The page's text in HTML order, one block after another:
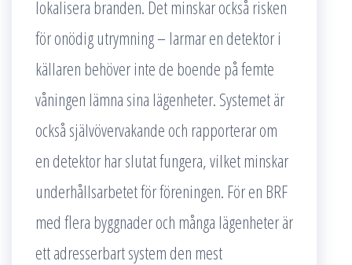
lokalisera branden. Det minskar också risken
för onödig utrymning – larmar en detektor i
källaren behöver inte de boende på femte
våningen lämna sina lägenheter. Systemet är
också självövervakande och rapporterar om
en detektor har slutat fungera, vilket minskar
underhållsarbetet för föreningen. För en BRF
med flera byggnader och många lägenheter är
ett adresserbart system den mest